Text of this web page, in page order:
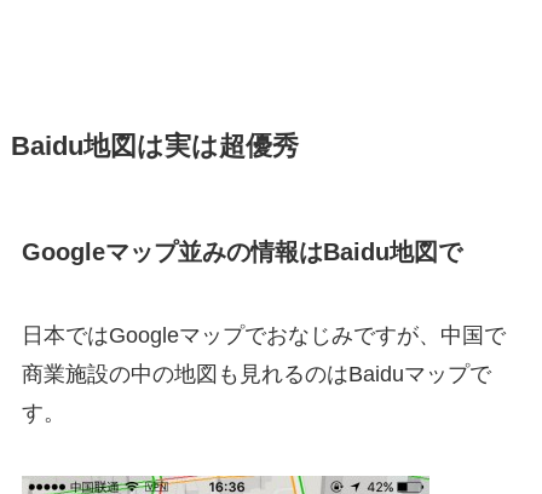
Baidu地図は実は超優秀
Googleマップ並みの情報はBaidu地図で
日本ではGoogleマップでおなじみですが、中国で
商業施設の中の地図も見れるのはBaiduマップで
す。